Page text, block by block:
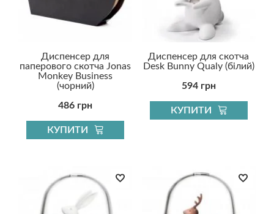
Диспенсер для
паперового скотча Jonas
Monkey Business
(чорний)
486 грн
КУПИТИ
Диспенсер для скотча
Desk Bunny Qualy (білий)
594 грн
КУПИТИ